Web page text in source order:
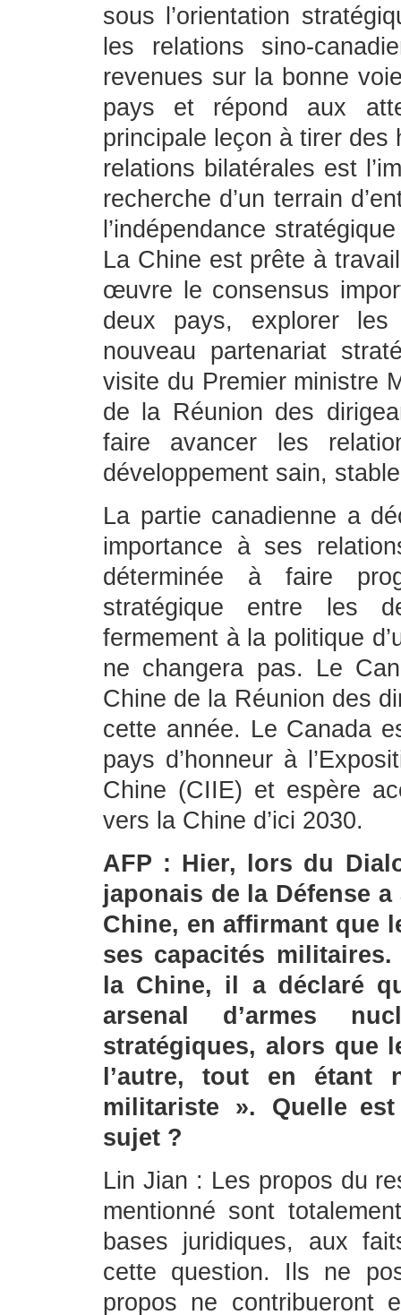
sous l’orientation
les relations sino-
revenues sur la bonne
pays et répond aux
principale leçon à tirer des
relations bilatérales est
recherche d’un terrain
l’indépendance
La Chine est prête à
œuvre le consensus
deux pays, explorer
nouveau partenariat
visite du Premier ministre
de la Réunion des
faire avancer les
développement sain,
La partie canadienne a
importance à ses
déterminée à faire
stratégique entre les
fermement à la politique
ne changera pas. Le
Chine de la Réunion des
cette année. Le Canada
pays d’honneur à
Chine (CIIE) et espère
vers la Chine d’ici 2030.
AFP : Hier, lors du
japonais de la Défense
Chine, en affirmant que
ses capacités
la Chine, il a déclaré
arsenal d’armes
stratégiques, alors que
l’autre, tout en étant
militariste ». Quelle
sujet ?
Lin Jian : Les propos du
mentionné sont
bases juridiques, aux
cette question. Ils ne
propos ne contribueront